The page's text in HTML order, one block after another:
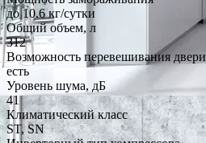
до 10.6 кг/cутки
Общий объем, л
312
Возможность перевешивания двери
есть
Уровень шума, дБ
41
Климатический класс
ST, SN